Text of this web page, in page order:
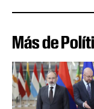
Más de